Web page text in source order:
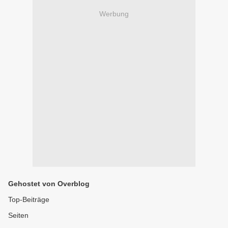
Werbung
Gehostet von Overblog
Top-Beiträge
Seiten